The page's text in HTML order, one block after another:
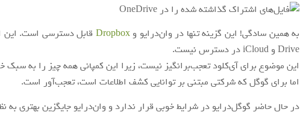
به همین سادگی! این گزینه تنها در وان‌درایو وDropbox
Drive و iCloud در دسترس نیست.
این موضوع برای آی‌کلود تعجب‌برانگیز نیست، زیرا این کمپانی همه چیز را به سبک
اما برای گوگل که شرکتی مبتنی بر توانایی کشف اطلاعات است، تعجب‌آور است.
در حال حاضر گوگل‌درایو در شرایط خوبی قرار ندارد و وان‌درایو جایگزین بهتری به